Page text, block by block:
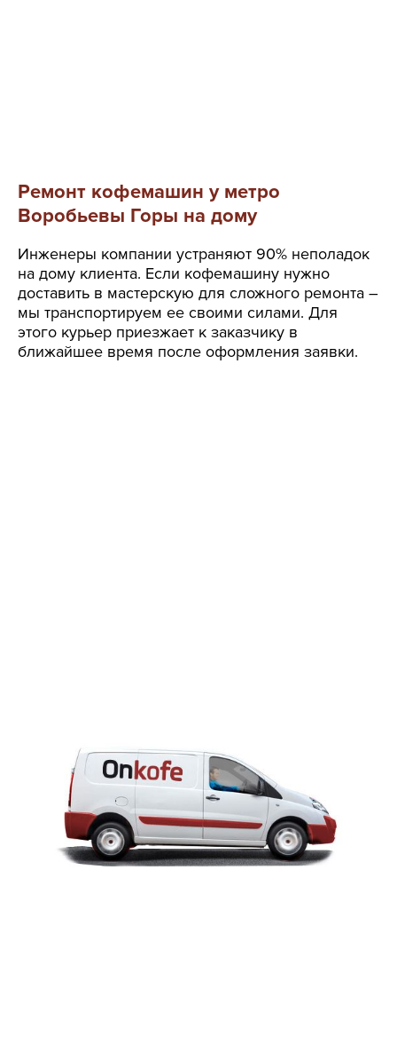
Ремонт кофемашин у метро
Воробьевы Горы на дому
Инженеры компании устраняют 90% неполадок
на дому клиента. Если кофемашину нужно
доставить в мастерскую для сложного ремонта –
мы транспортируем ее своими силами. Для
этого курьер приезжает к заказчику в
ближайшее время после оформления заявки.